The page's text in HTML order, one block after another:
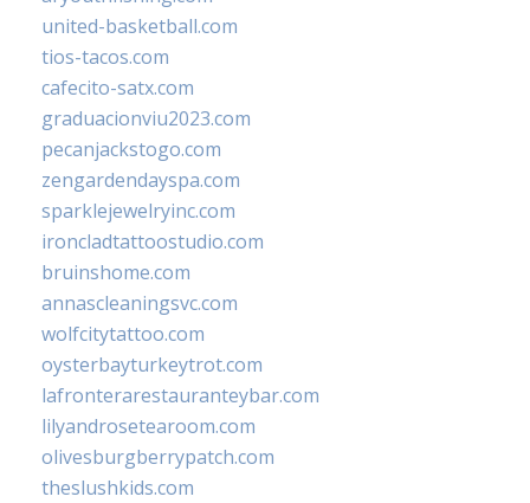
united-basketball.com
tios-tacos.com
cafecito-satx.com
graduacionviu2023.com
pecanjackstogo.com
zengardendayspa.com
sparklejewelryinc.com
ironcladtattoostudio.com
bruinshome.com
annascleaningsvc.com
wolfcitytattoo.com
oysterbayturkeytrot.com
lafronterarestauranteybar.com
lilyandrosetearoom.com
olivesburgberrypatch.com
theslushkids.com